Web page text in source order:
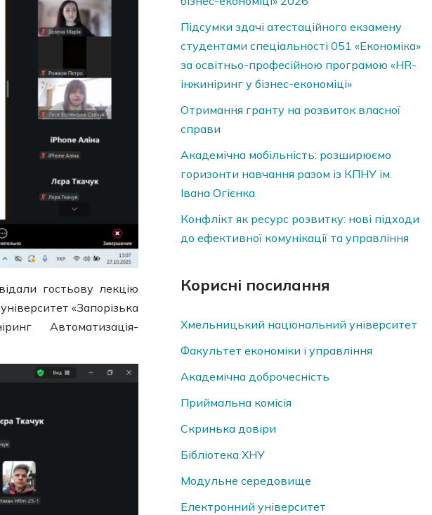
гостьову лекцію
«Запорізька
Автоматизація-
Підсумки здачі атестаційного екзамену
студентами спеціальності 051 «Економіка»
за освітньо-професійною програмою «HR-
інжиніринг у бізнес-економіці»
Отримання гранту на розвиток власної
справи
Академічна мобільність: розширюємо
горизонти навчання разом із КПНУ ім.
Івана Огієнка
Конфлікт як ресурс розвитку: нові підходи
до ефективної комунікації та управління
Корисні посилання
Хмельницький національний університет
Факультет економіки і управління
Академічна доброчесність
Приймальна комісія
Скринька довiри
Бібліотека ХНУ
Модульне середовище
Електронний університет